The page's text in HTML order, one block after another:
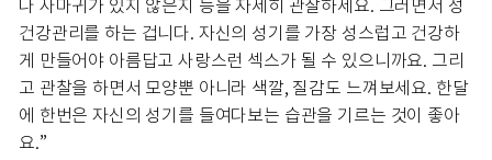
나 사마귀가 있지 않은지 등을 자세히 관찰하세요. 그러면서 성
건강관리를 하는 겁니다. 자신의 성기를 가장 성스럽고 건강하
게 만들어야 아름답고 사랑스런 섹스가 될 수 있으니까요. 그리
고 관찰을 하면서 모양뿐 아니라 색깔, 질감도 느껴보세요. 한달
에 한번은 자신의 성기를 들여다보는 습관을 기르는 것이 좋아
요.”